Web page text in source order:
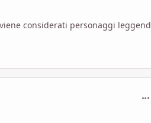
considerati personaggi